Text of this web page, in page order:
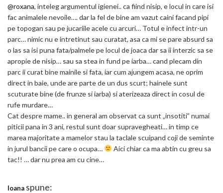
@roxana, inteleg argumentul igienei.. ca fiind nisip, e locul in care isi
fac animalele nevoile…. dar la fel de bine am vazut caini facand pipi
pe topogan sau pe jucariile acele cu arcuri… Totul e infect intr-un
parc… nimic nu e intretinut sau curatat, asa ca mi se pare absurd sa
o las sa isi puna fata/palmele pe locul de joaca dar sa ii interzic sa se
apropie de nisip… sau sa stea in fund pe iarba… cand plecam din
parc ii curat bine mainile si fata, iar cum ajungem acasa, ne oprim
direct in baie, unde are parte de un dus scurt; hainele sunt
scuturate bine (de frunze si iarba) si aterizeaza direct in cosul de
rufe murdare…
Cat despre mame.. in general am observat ca sunt „insotiti” numai
piticii pana in 3 ani, restul sunt doar supravegheati… in timp ce
marea majoritate a mamelor stau la taclale scuipand coji de seminte
in jurul bancii pe care o ocupa…
Aici chiar ca ma abtin cu greu sa
tac!! … dar nu prea am cu cine…
Ioana spune: